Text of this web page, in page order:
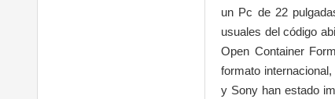
un Pc de 22
usuales del código
Open Container
formato
y Sony han estado